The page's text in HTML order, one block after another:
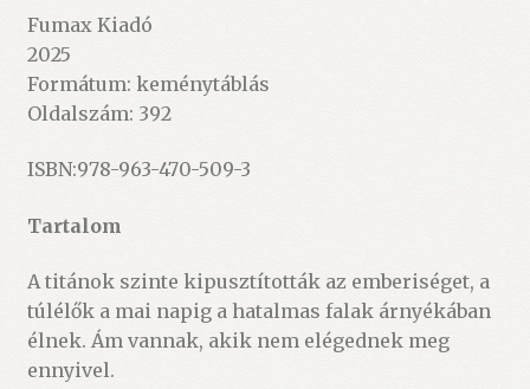
Fumax Kiadó
2025
Formátum: keménytáblás
Oldalszám: 392
ISBN:978-963-470-509-3
Tartalom
A titánok szinte kipusztították az emberiséget, a
túlélők a mai napig a hatalmas falak árnyékában
élnek. Ám vannak, akik nem elégednek meg
ennyivel.